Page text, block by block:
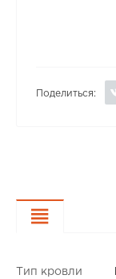
Поделиться:
Тип кровли